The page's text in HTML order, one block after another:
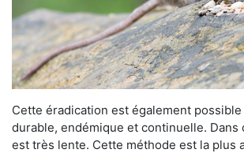
Cette éradication est également
durable, endémique et continuelle. Dans
est très lente. Cette méthode est la plus